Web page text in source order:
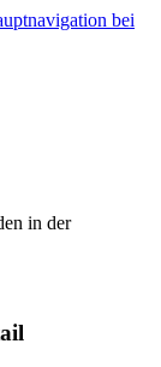
bei
in der